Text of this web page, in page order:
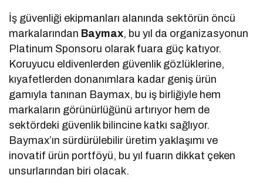
İş güvenliği ekipmanları alanında sektörün öncü
markalarından Baymax, bu yıl da organizasyonun
Platinum Sponsoru olarak fuara güç katıyor.
Koruyucu eldivenlerden güvenlik gözlüklerine,
kıyafetlerden donanımlara kadar geniş ürün
gamıyla tanınan Baymax, bu iş birliğiyle hem
markaların görünürlüğünü artırıyor hem de
sektördeki güvenlik bilincine katkı sağlıyor.
Baymax’ın sürdürülebilir üretim yaklaşımı ve
inovatif ürün portföyü, bu yıl fuarın dikkat çeken
unsurlarından biri olacak.